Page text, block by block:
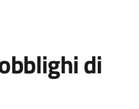
di